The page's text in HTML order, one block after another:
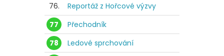
76.
Reportáž z Hořcové výzvy
77
Přechodník
78
Ledové sprchování